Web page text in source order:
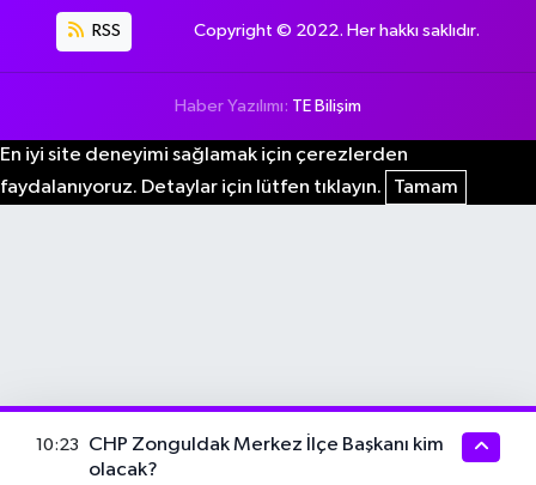
RSS Copyright © 2022. Her hakkı saklıdır.
Haber Yazılımı: TE Bilişim
En iyi site deneyimi sağlamak için çerezlerden
faydalanıyoruz. Detaylar için lütfen tıklayın.
Tamam
10:23
CHP Zonguldak Merkez İlçe Başkanı kim
olacak?